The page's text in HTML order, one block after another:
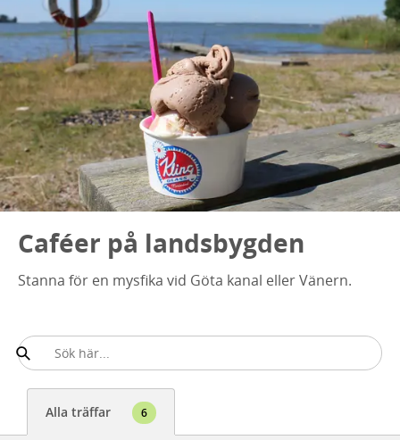
Caféer på landsbygden
Stanna för en mysfika vid Göta kanal eller Vänern.
Alla träffar 6